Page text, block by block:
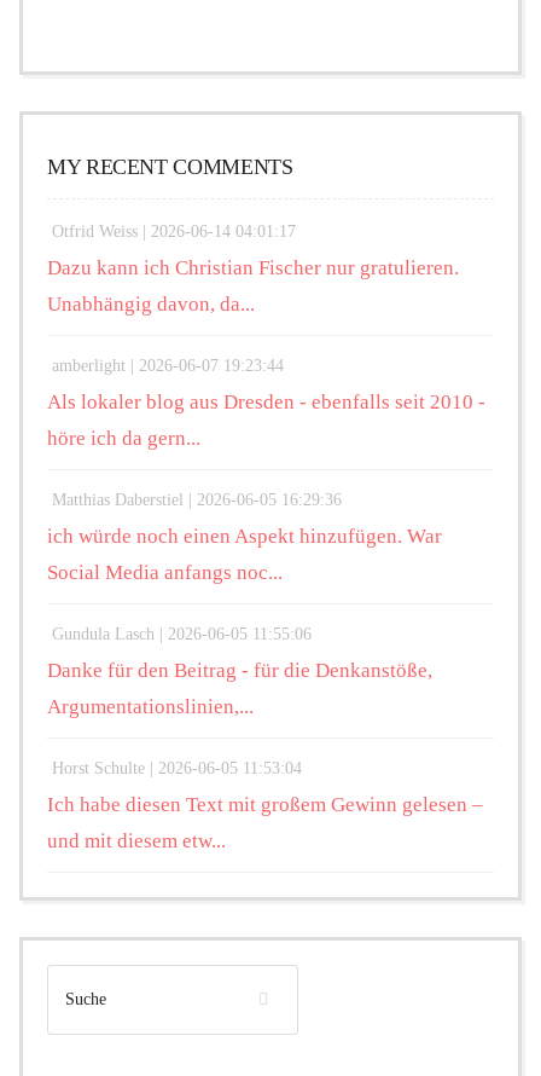
MY RECENT COMMENTS
Otfrid Weiss | 2026-06-14 04:01:17
Dazu kann ich Christian Fischer nur gratulieren.
Unabhängig davon, da...
amberlight | 2026-06-07 19:23:44
Als lokaler blog aus Dresden - ebenfalls seit 2010 -
höre ich da gern...
Matthias Daberstiel | 2026-06-05 16:29:36
ich würde noch einen Aspekt hinzufügen. War
Social Media anfangs noc...
Gundula Lasch | 2026-06-05 11:55:06
Danke für den Beitrag - für die Denkanstöße,
Argumentationslinien,...
Horst Schulte | 2026-06-05 11:53:04
Ich habe diesen Text mit großem Gewinn gelesen –
und mit diesem etw...